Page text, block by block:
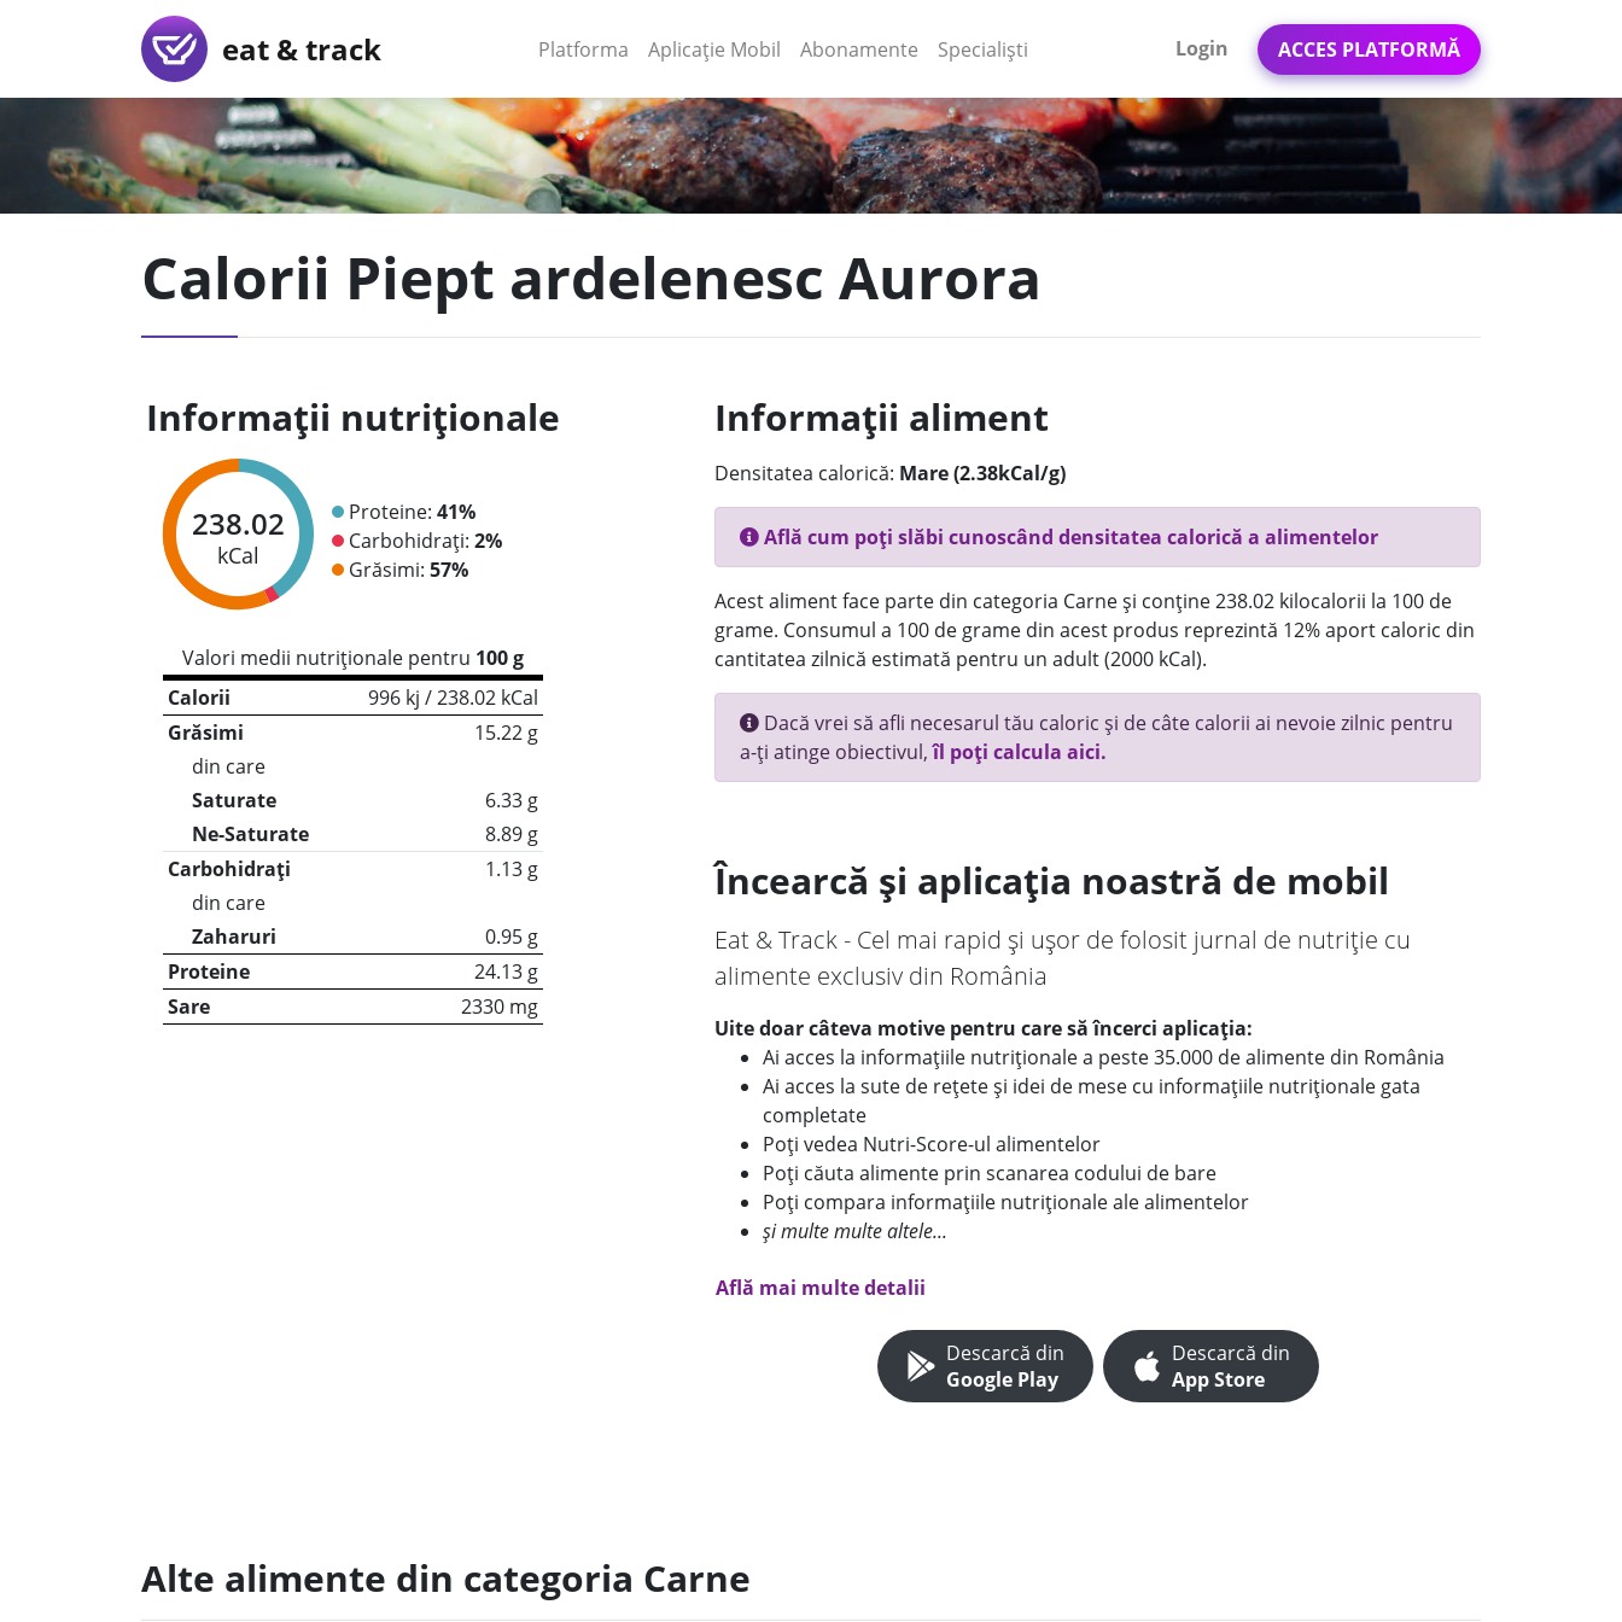
eat & track Platforma (current)
Aplicație Mobil (current)
Abonamente Specialiști Login ACCES PLATFORMĂ
Calorii Piept ardelenesc Aurora
Informații nutriționale
238.02
kCal
Proteine: 41%
Carbohidrați: 2%
Grăsimi: 57%
Valori medii nutriționale pentru 100 g
Calorii
996 kj / 238.02 kCal
Grăsimi
15.22 g
din care
Saturate
6.33 g
Ne-Saturate
8.89 g
Carbohidrați
1.13 g
din care
Zaharuri
0.95 g
Proteine
24.13 g
Sare
2330 mg
Informații aliment
Densitatea calorică: Mare (2.38kCal/g)
Află cum poți slăbi cunoscând densitatea calorică a alimentelor
Acest aliment face parte din categoria Carne și conține 238.02 kilocalorii la 100 de
grame. Consumul a 100 de grame din acest produs reprezintă 12% aport caloric din
cantitatea zilnică estimată pentru un adult (2000 kCal).
Dacă vrei să afli necesarul tău caloric și de câte calorii ai nevoie zilnic pentru
a-ți atinge obiectivul,îl poți calcula aici.
Încearcă și aplicația noastră de mobil
Eat & Track - Cel mai rapid și ușor de folosit jurnal de nutriție cu
alimente exclusiv din România
Uite doar câteva motive pentru care să încerci aplicația:
Ai acces la informațiile nutriționale a peste 35.000 de alimente din România
Ai acces la sute de rețete și idei de mese cu informațiile nutriționale gata
completate
Poți vedea Nutri-Score-ul alimentelor
Poți căuta alimente prin scanarea codului de bare
Poți compara informațiile nutriționale ale alimentelor
și multe multe altele...
Află mai multe detalii
Descarcă din
Google Play
Descarcă din
App Store
Alte alimente din categoria Carne